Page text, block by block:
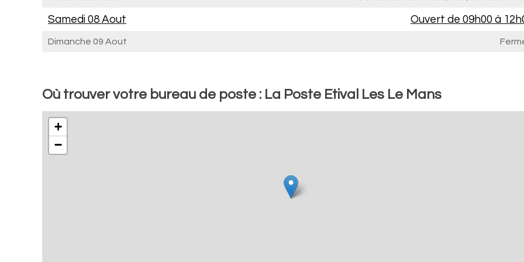
Samedi 08 Aout Ouvert de 09h00 à
Dimanche 09 Aout
Où trouver votre bureau de poste : La Poste Etival Les Le Mans
+
−